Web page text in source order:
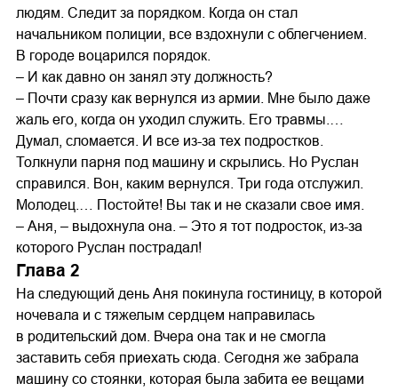
людям. Следит за порядком. Когда он стал
начальником полиции, все вздохнули с облегчением.
В городе воцарился порядок.
– И как давно он занял эту должность?
– Почти сразу как вернулся из армии. Мне было даже
жаль его, когда он уходил служить. Его травмы.…
Думал, сломается. И все из-за тех подростков.
Толкнули парня под машину и скрылись. Но Руслан
справился. Вон, каким вернулся. Три года отслужил.
Молодец.… Постойте! Вы так и не сказали свое имя.
– Аня, – выдохнула она. – Это я тот подросток, из-за
которого Руслан пострадал!
Глава 2
На следующий день Аня покинула гостиницу, в которой
ночевала и с тяжелым сердцем направилась
в родительский дом. Вчера она так и не смогла
заставить себя приехать сюда. Сегодня же забрала
машину со стоянки, которая была забита ее вещами